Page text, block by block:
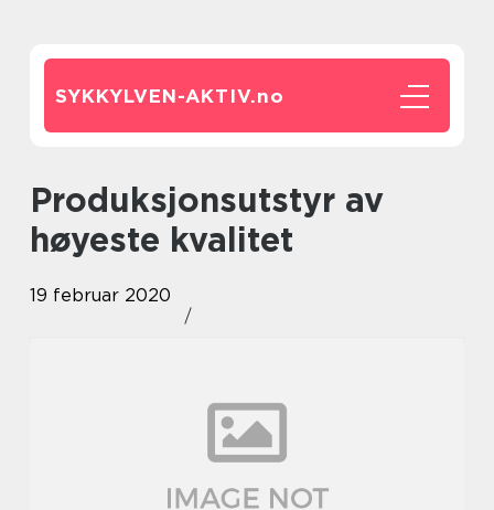
SYKKYLVEN-AKTIV.no
Produksjonsutstyr av
høyeste kvalitet
19 februar 2020